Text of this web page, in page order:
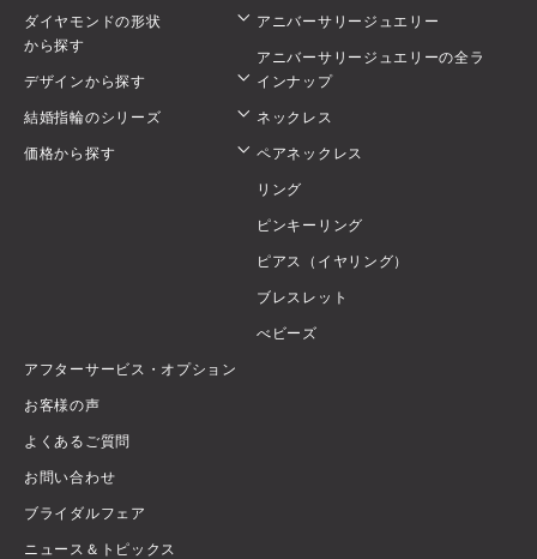
ダイヤモンドの形状
から探す
デザインから探す
結婚指輪のシリーズ
価格から探す
アニバーサリージュエリー
アニバーサリージュエリーの全ラ
インナップ
ネックレス
ペアネックレス
リング
ピンキーリング
ピアス（イヤリング）
ブレスレット
べビーズ
アフターサービス・オプション
お客様の声
よくあるご質問
お問い合わせ
ブライダルフェア
ニュース＆トピックス